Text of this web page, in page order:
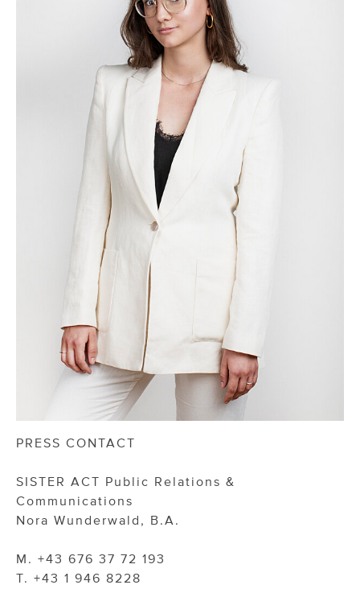
PRESS CONTACT
SISTER ACT Public Relations &
Communications
Nora Wunderwald, B.A.
M. +43 676 37 72 193
T. +43 1 946 8228